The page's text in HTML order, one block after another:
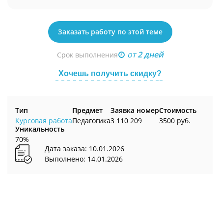
Заказать работу по этой теме
Срок выполнения от2 дней
Хочешь получить скидку?
Тип
Курсовая работа
Предмет
Педагогика
Заявка номер
3 110 209
Стоимость
3500 руб.
Уникальность
70%
Дата заказа: 10.01.2026
Выполнено: 14.01.2026